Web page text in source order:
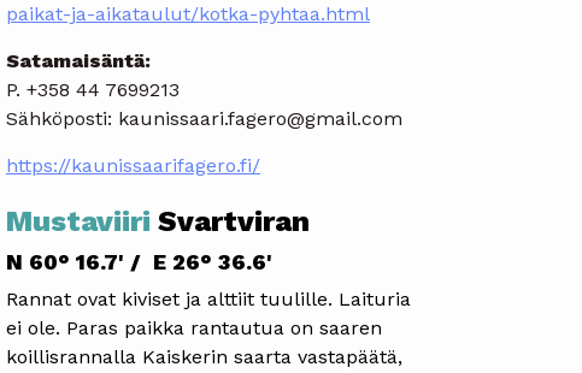
paikat-ja-aikataulut/kotka-pyhtaa.html
Satamaisäntä:
P. +358 44 7699213
Sähköposti: kaunissaari.fagero@gmail.com
https://kaunissaarifagero.fi/
Mustaviiri Svartviran
N 60° 16.7' / E 26° 36.6'
Rannat ovat kiviset ja alttiit tuulille. Laituria
ei ole. Paras paikka rantautua on saaren
koillisrannalla Kaiskerin saarta vastapäätä,